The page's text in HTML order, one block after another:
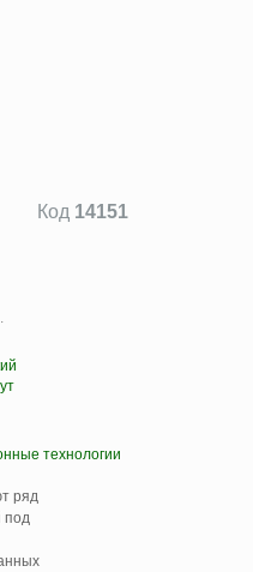
Код 14151
технологии
ряд
под